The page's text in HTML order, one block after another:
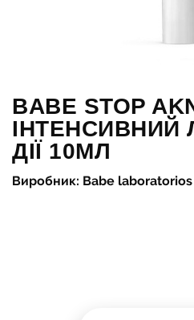
BABE STOP
ІНТЕНСИВНИЙ
ДІЇ 10МЛ
Виробник: Babe laboratorios